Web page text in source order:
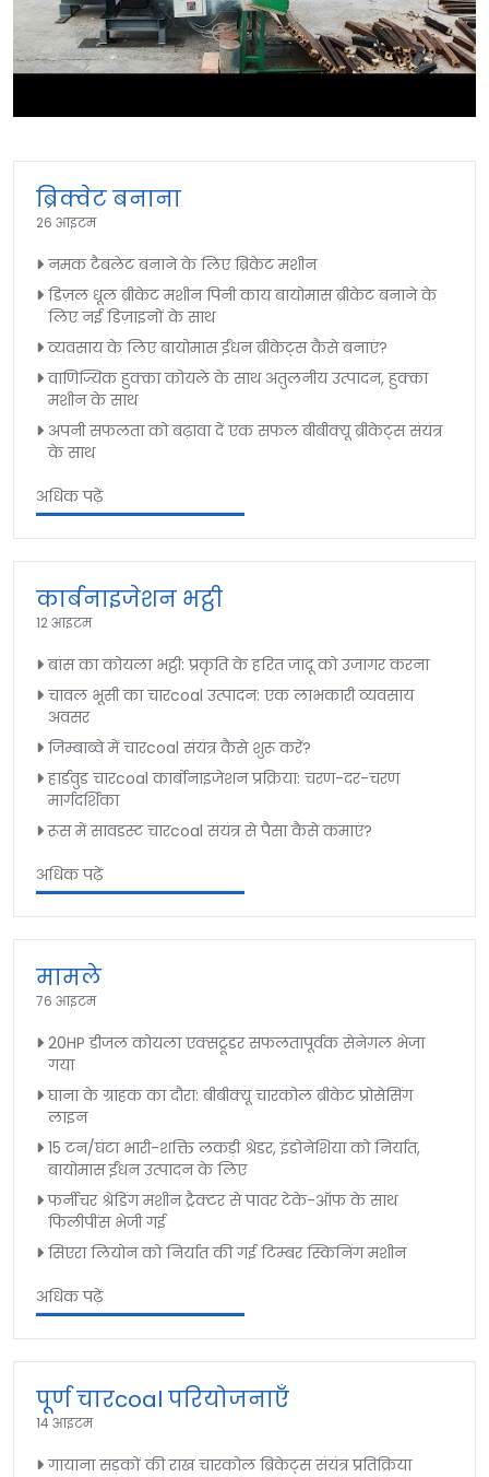
ब्रिक्वेट बनाना
26 आइटम
नमक टैबलेट बनाने के लिए ब्रिकेट मशीन
डिज़ल धूल ब्रीकेट मशीन पिनी काय बायोमास ब्रीकेट बनाने के
लिए नई डिज़ाइनों के साथ
व्यवसाय के लिए बायोमास ईंधन ब्रीकेट्स कैसे बनाएं?
वाणिज्यिक हुक्का कोयले के साथ अतुलनीय उत्पादन, हुक्का
मशीन के साथ
अपनी सफलता को बढ़ावा दें एक सफल बीबीक्यू ब्रीकेट्स संयंत्र
के साथ
अधिक पढ़ें
कार्बनाइजेशन भट्ठी
12 आइटम
बांस का कोयला भट्ठी: प्रकृति के हरित जादू को उजागर करना
चावल भूसी का चारcoal उत्पादन: एक लाभकारी व्यवसाय
अवसर
जिम्बाब्वे में चारcoal संयंत्र कैसे शुरू करें?
हार्डवुड चारcoal कार्बोनाइजेशन प्रक्रिया: चरण-दर-चरण
मार्गदर्शिका
रूस में सावडस्ट चारcoal संयंत्र से पैसा कैसे कमाएं?
अधिक पढ़ें
मामले
76 आइटम
20HP डीजल कोयला एक्सट्रूडर सफलतापूर्वक सेनेगल भेजा
गया
घाना के ग्राहक का दौरा: बीबीक्यू चारकोल ब्रीकेट प्रोसेसिंग
लाइन
15 टन/घंटा भारी-शक्ति लकड़ी श्रेडर, इंडोनेशिया को निर्यात,
बायोमास ईंधन उत्पादन के लिए
फर्नीचर श्रेडिंग मशीन ट्रैक्टर से पावर टेके-ऑफ के साथ
फिलीपींस भेजी गई
सिएरा लियोन को निर्यात की गई टिम्बर स्किनिंग मशीन
अधिक पढ़ें
पूर्ण चारcoal परियोजनाएँ
14 आइटम
गायाना सड़कों की राख चारकोल ब्रिकेट्स संयंत्र प्रतिक्रिया